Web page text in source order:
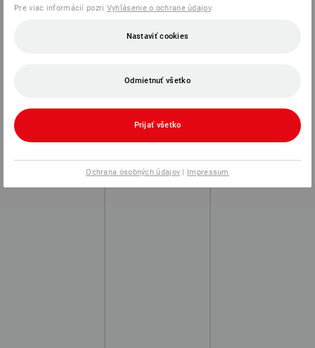
Pre viac informácií pozri Vyhlásenie o ochrane údajov.
Nastaviť cookies
Odmietnuť všetko
Prijať všetko
Ochrana osobných údajov | Impressum